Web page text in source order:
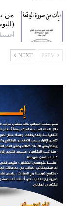
من
أغسطس
NEXT